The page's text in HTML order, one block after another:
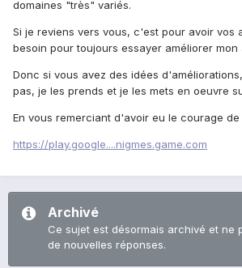
domaines "très" variés.
Si je reviens vers vous, c'est pour avoir vos
besoin pour toujours essayer améliorer mon
Donc si vous avez des idées
pas, je les prends et je les mets en oeuvre
En vous remerciant d'avoir eu le courage de
https://play.google....nigmes.game.com
Archivé
Ce sujet est désormais archivé et ne
de nouvelles réponses.